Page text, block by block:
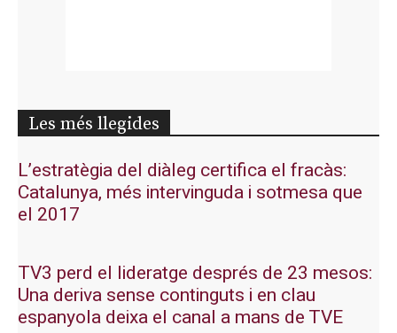
Les més llegides
L’estratègia del diàleg certifica el fracàs:
Catalunya, més intervinguda i sotmesa que
el 2017
TV3 perd el lideratge després de 23 mesos:
Una deriva sense continguts i en clau
espanyola deixa el canal a mans de TVE